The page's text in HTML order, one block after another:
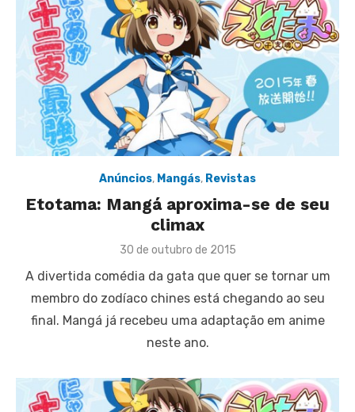
Anúncios, Mangás, Revistas
Etotama: Mangá aproxima-se de seu
climax
Posted
30 de outubro de 2015
A divertida comédia da gata que quer se tornar um
membro do zodíaco chines está chegando ao seu
final. Mangá já recebeu uma adaptação em anime
neste ano.